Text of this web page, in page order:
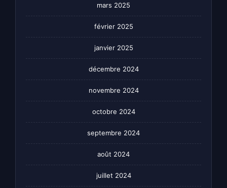
mars 2025
février 2025
janvier 2025
décembre 2024
novembre 2024
octobre 2024
septembre 2024
août 2024
juillet 2024